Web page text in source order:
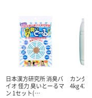
日本漢方研究所 消臭バ
イオ 怪力 臭いとーるマ
ン 1セット(…
カンダ
4kg